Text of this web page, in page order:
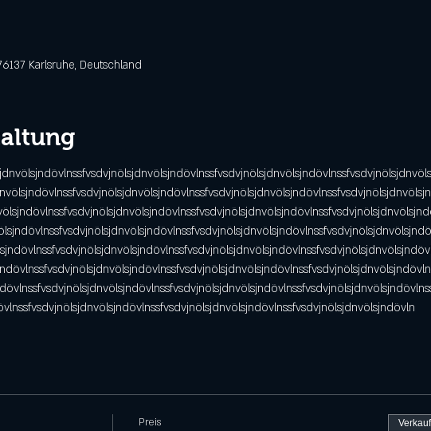
Karlsruhe, Deutschland
Preis